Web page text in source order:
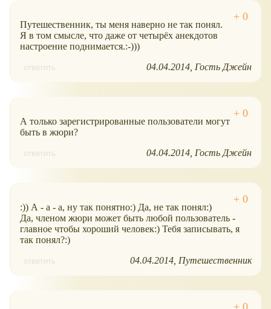
Путешественник, ты меня наверно не так понял.
Я в том смысле, что даже от четырёх анекдотов
настроение поднимается.:-)))
ответить 04.04.2014 Гость Джейн
А только зарегистрированные пользователи могут
быть в жюри?
ответить 04.04.2014 Гость Джейн
:)) А - а - а, ну так понятно:) Да, не так понял:)
Да, членом жюри может быть любой пользователь -
главное чтобы хороший человек:) Тебя записывать, я
так понял?:)
ответить 04.04.2014 Путешественник